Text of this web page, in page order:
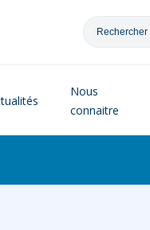
Nous
connaitre